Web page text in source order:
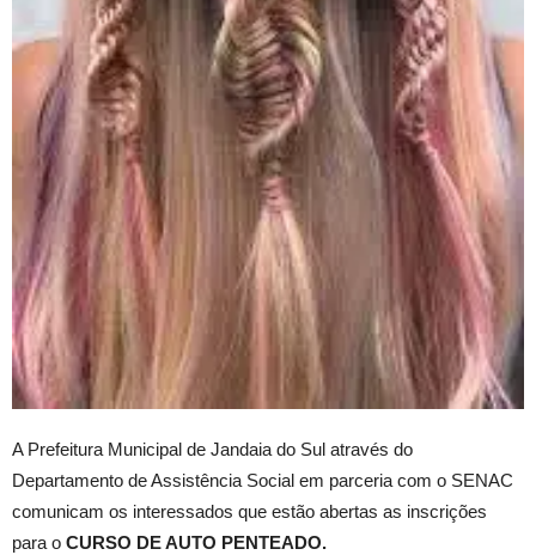
A Prefeitura Municipal de Jandaia do Sul através do
Departamento de Assistência Social em parceria com o SENAC
comunicam os interessados que estão abertas as inscrições
para o CURSO DE AUTO PENTEADO.